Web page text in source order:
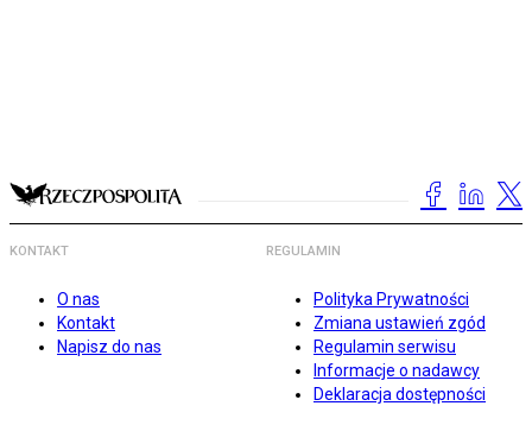
KONTAKT
O nas
Kontakt
Napisz do nas
REGULAMIN
Polityka Prywatności
Zmiana ustawień zgód
Regulamin serwisu
Informacje o nadawcy
Deklaracja dostępności